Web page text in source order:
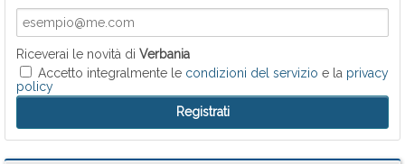
Riceverai le novità di Verbania
Accetto integralmente le condizioni del servizio e la privacy
policy